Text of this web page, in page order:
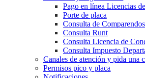
Pago en línea Licencias
Porte de placa
Consulta de Comparendos
Consulta Runt
Consulta Licencia de
Consulta Impuesto
Canales de atención y pida una
Permisos pico y placa